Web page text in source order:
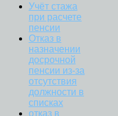
Учёт стажа
при расчете
пенсии
Отказ в
назначении
досрочной
пенсии из-за
отсутствия
должности в
списках
отказ в